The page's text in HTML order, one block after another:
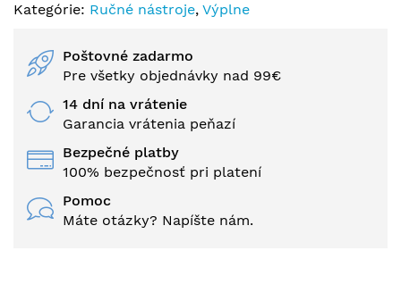
Kategórie: Ručné nástroje, Výplne
Poštovné zadarmo
Pre všetky objednávky nad 99€
14 dní na vrátenie
Garancia vrátenia peňazí
Bezpečné platby
100% bezpečnosť pri platení
Pomoc
Máte otázky? Napíšte nám.